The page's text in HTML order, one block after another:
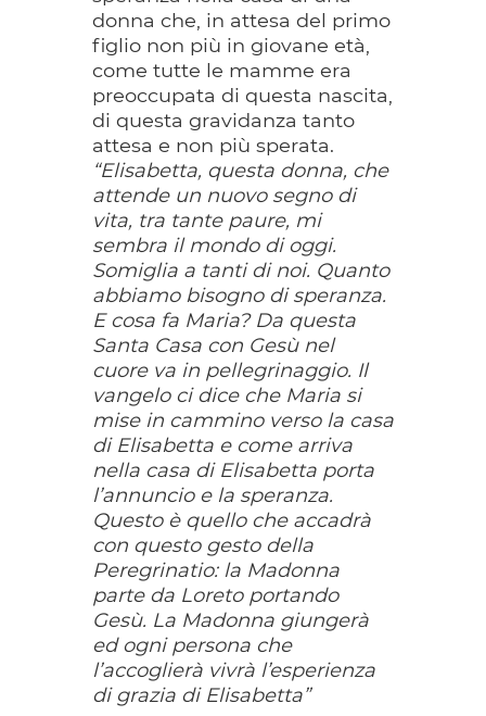
donna che, in attesa del primo
figlio non più in giovane età,
come tutte le mamme era
preoccupata di questa nascita,
di questa gravidanza tanto
attesa e non più sperata.
“Elisabetta, questa donna, che
attende un nuovo segno di
vita, tra tante paure, mi
sembra il mondo di oggi.
Somiglia a tanti di noi. Quanto
abbiamo bisogno di speranza.
E cosa fa Maria? Da questa
Santa Casa con Gesù nel
cuore va in pellegrinaggio. Il
vangelo ci dice che Maria si
mise in cammino verso la casa
di Elisabetta e come arriva
nella casa di Elisabetta porta
l’annuncio e la speranza.
Questo è quello che accadrà
con questo gesto della
Peregrinatio: la Madonna
parte da Loreto portando
Gesù. La Madonna giungerà
ed ogni persona che
l’accoglierà vivrà l’esperienza
di grazia di Elisabetta”